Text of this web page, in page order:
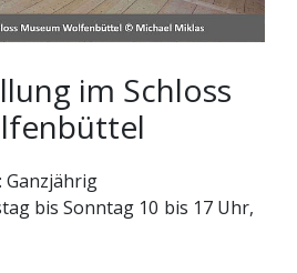
Herzoginim Schloss
Ganzjährig
bis Sonntag 10 bis 17 Uhr,